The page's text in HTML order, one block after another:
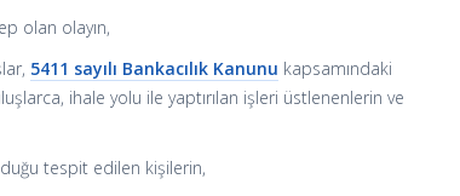
olan olayın,
5411 sayılı Bankacılık Kanunu kapsamındaki
ihale yolu ile yaptırılan işleri üstlenenlerin ve
tespit edilen kişilerin,